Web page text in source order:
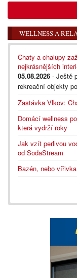
WELLNESS A
Chaty a chalupy
nejkrásnějších
05.08.2026 - Ještě
rekreační objekty
Zastávka Vlkov:
Domácí wellness
která vydrží roky
Jak vzít perlivou
od SodaStream
Bazén, nebo